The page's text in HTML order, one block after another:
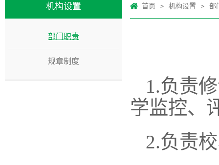
机构设置
部门职责
规章制度
首页 > 机构设置 > 部
1.负责
学监控、
2.负责